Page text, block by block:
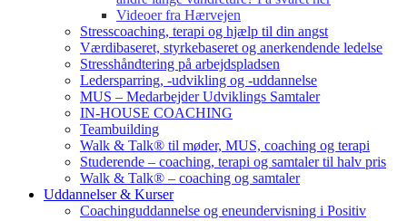
Videoer fra Hærvejen
Stresscoaching, terapi og hjælp til din angst
Værdibaseret, styrkebaseret og anerkendende ledelse
Stresshåndtering på arbejdspladsen
Ledersparring, -udvikling og -uddannelse
MUS – Medarbejder Udviklings Samtaler
IN-HOUSE COACHING
Teambuilding
Walk & Talk® til møder, MUS, coaching og terapi
Studerende – coaching, terapi og samtaler til halv pris
Walk & Talk® – coaching og samtaler
Uddannelser & Kurser
Coachinguddannelse og eneundervisning i Positiv